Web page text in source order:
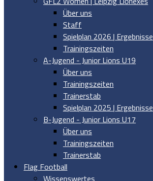
Über uns
Staff
Spielplan 2026 | Ergebnisse
Trainingszeiten
A-Jugend - Junior Lions U19
Über uns
Trainingszeiten
Trainerstab
Spielplan 2025 | Ergebnisse
B-Jugend - Junior Lions U17
Über uns
Trainingszeiten
Trainerstab
Flag Football
Wissenswertes